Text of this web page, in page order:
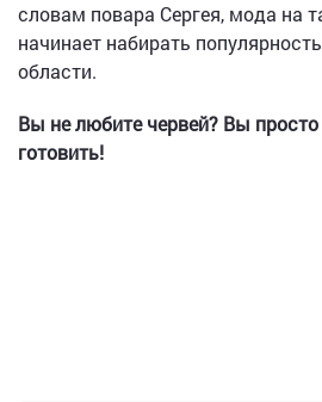
словам повара Сергея, мода на
начинает набирать
области.
Вы не любите червей? Вы просто
готовить!